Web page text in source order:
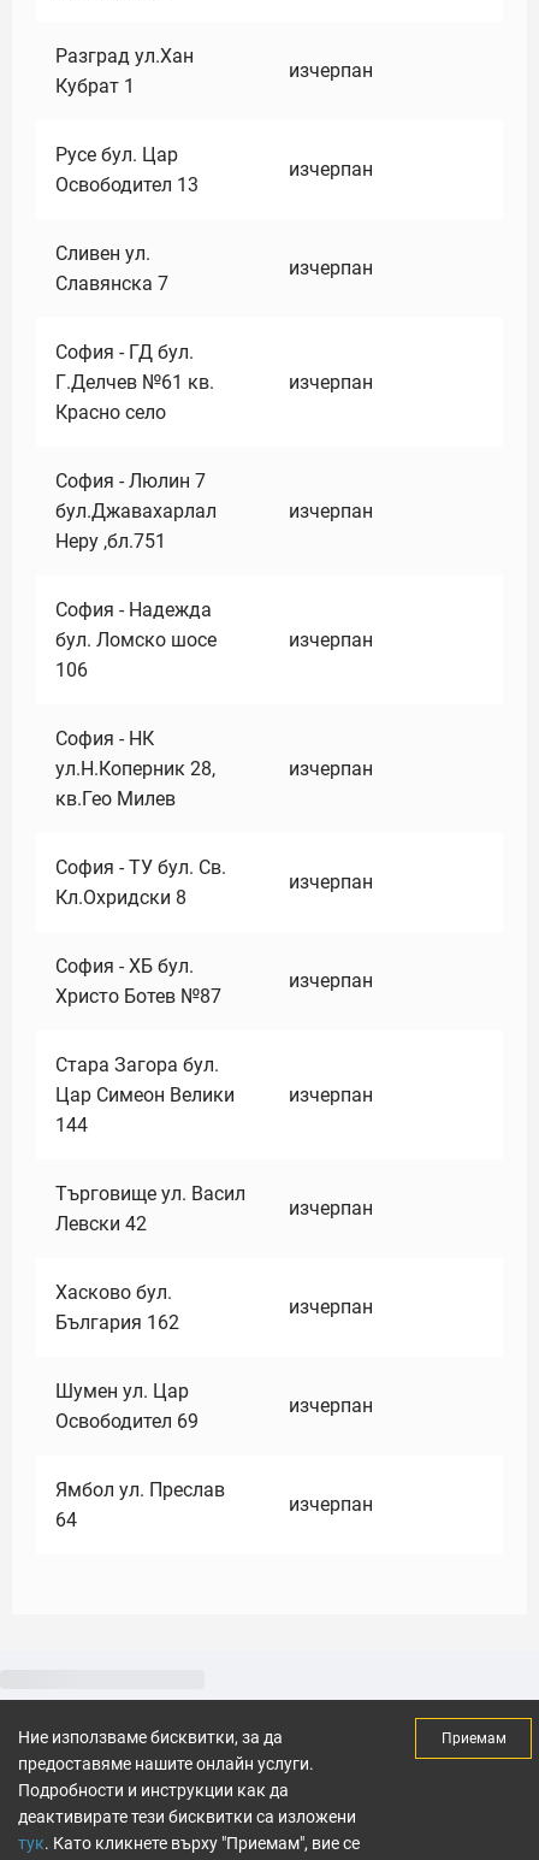
Разград ул.Хан
Кубрат 1
изчерпан
Русе бул. Цар
Освободител 13
изчерпан
Сливен ул.
Славянска 7
изчерпан
София - ГД бул.
Г.Делчев №61 кв.
Красно село
изчерпан
София - Люлин 7
бул.Джавахарлал
Неру ,бл.751
изчерпан
София - Надежда
бул. Ломско шосе
106
изчерпан
София - НК
ул.Н.Коперник 28,
кв.Гео Милев
изчерпан
София - ТУ бул. Св.
Кл.Охридски 8
изчерпан
София - ХБ бул.
Христо Ботев №87
изчерпан
Стара Загора бул.
Цар Симеон Велики
144
изчерпан
Търговище ул. Васил
Левски 42
изчерпан
Хасково бул.
България 162
изчерпан
Шумен ул. Цар
Освободител 69
изчерпан
Ямбол ул. Преслав
64
изчерпан
Ние използваме бисквитки, за да
предоставяме нашите онлайн услуги.
Подробности и инструкции как да
деактивирате тези бисквитки са изложени
тук. Като кликнете върху "Приемам", вие се
Приемам